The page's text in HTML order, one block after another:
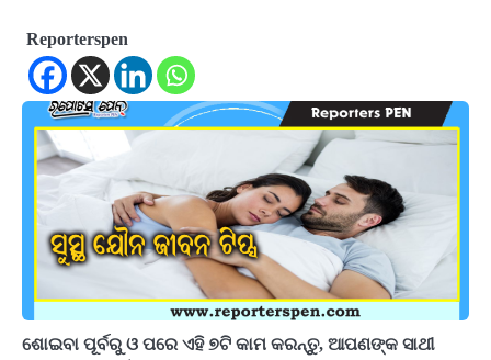
Reporterspen
ଶୋଇବା ପୂର୍ବରୁ ଓ ପରେ ଏହି ୭ଟି କାମ କରନ୍ତୁ, ଆପଣଙ୍କ ସାଥୀ